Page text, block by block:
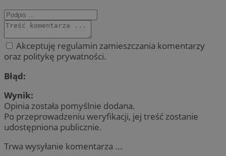
Akceptuję regulamin zamieszczania komentarzy
oraz politykę prywatności.
Błąd:
Wynik:
Opinia została pomyślnie dodana.
Po przeprowadzeniu weryfikacji, jej treść zostanie
udostępniona publicznie.
Trwa wysyłanie komentarza ...